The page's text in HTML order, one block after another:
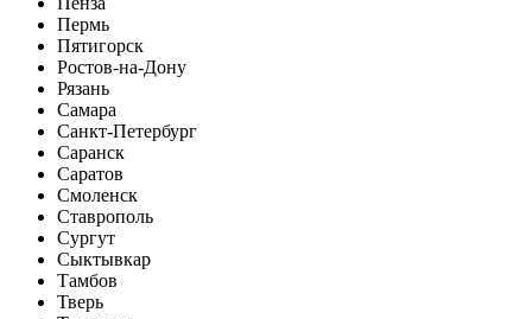
Пермь
Пятигорск
Ростов-на-Дону
Рязань
Самара
Санкт-Петербург
Саранск
Саратов
Смоленск
Ставрополь
Сургут
Сыктывкар
Тамбов
Тверь